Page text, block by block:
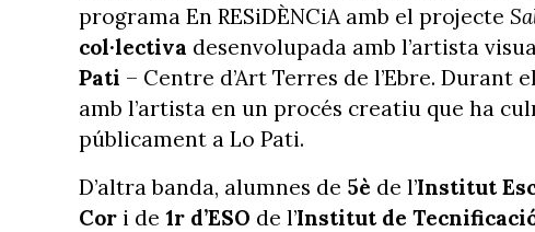
programa En RESiDÈNCiA amb el projecte
col·lectiva desenvolupada amb l’artista
Pati – Centre d’Art Terres de l’Ebre.
amb l’artista en un procés creatiu que ha
públicament a Lo Pati.
D’altra banda, alumnes de 5è de l’Institut
Cor i de 1r d’ESO de l’Institutde